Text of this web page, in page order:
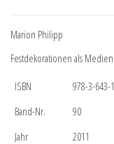
Marion Philipp
Festdekorationen als
ISBN
978-3-643-
Band-Nr.
90
Jahr
2011